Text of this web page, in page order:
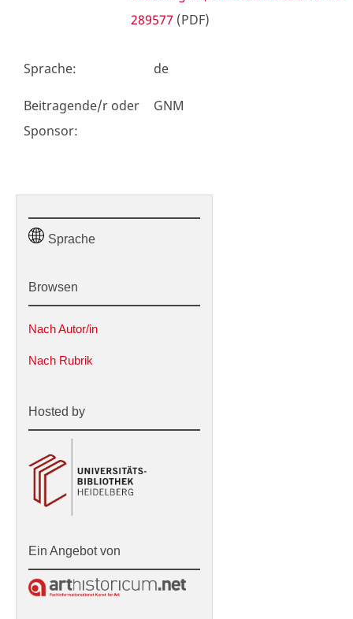
289577 (PDF)
Sprache: de
Beitragende/r oder
Sponsor:
GNM
Sprache
Browsen
Nach Autor/in
Nach Rubrik
Hosted by
Ein Angebot von